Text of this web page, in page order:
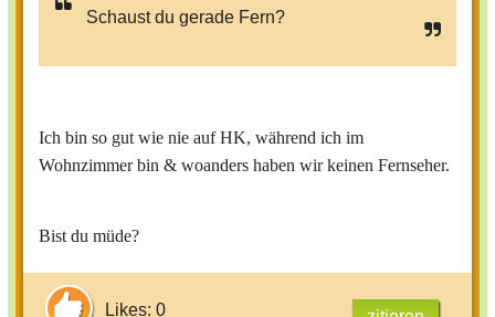
Schaust du gerade Fern?
Ich bin so gut wie nie auf HK, während ich im
Wohnzimmer bin & woanders haben wir keinen Fernseher.
Bist du müde?
Likes: 0